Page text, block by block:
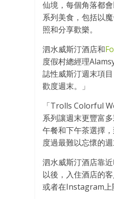
仙境，每個角落都
系列美食，包括以
照和分享歡樂。
泗水威斯汀酒店和
度假村總經理
誌性威斯汀週末項
歡度週末。」
「Trolls Colorful
系列讓週末更豐富
午餐和下午茶選擇
度過最難以忘懷的週
泗水威斯汀酒店靠
以後，入住酒店的
或者在Instagram上